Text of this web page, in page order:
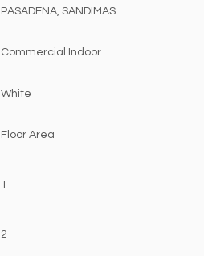
PASADENA, SANDIMAS
Commercial Indoor
White
Floor Area
1
2